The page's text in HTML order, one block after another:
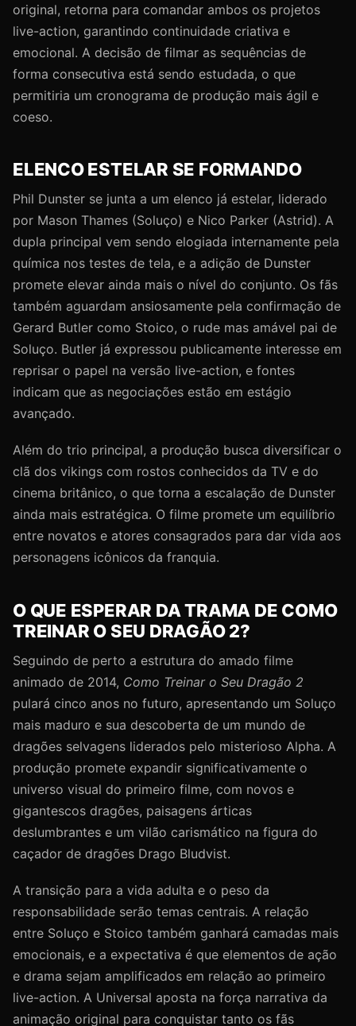
original, retorna para comandar ambos os projetos
live-action, garantindo continuidade criativa e
emocional. A decisão de filmar as sequências de
forma consecutiva está sendo estudada, o que
permitiria um cronograma de produção mais ágil e
coeso.
ELENCO ESTELAR SE FORMANDO
Phil Dunster se junta a um elenco já estelar, liderado
por Mason Thames (Soluço) e Nico Parker (Astrid). A
dupla principal vem sendo elogiada internamente pela
química nos testes de tela, e a adição de Dunster
promete elevar ainda mais o nível do conjunto. Os fãs
também aguardam ansiosamente pela confirmação de
Gerard Butler como Stoico, o rude mas amável pai de
Soluço. Butler já expressou publicamente interesse em
reprisar o papel na versão live-action, e fontes
indicam que as negociações estão em estágio
avançado.
Além do trio principal, a produção busca diversificar o
clã dos vikings com rostos conhecidos da TV e do
cinema britânico, o que torna a escalação de Dunster
ainda mais estratégica. O filme promete um equilíbrio
entre novatos e atores consagrados para dar vida aos
personagens icônicos da franquia.
O QUE ESPERAR DA TRAMA DE COMO
TREINAR O SEU DRAGÃO 2?
Seguindo de perto a estrutura do amado filme
animado de 2014, Como Treinar o Seu Dragão 2
pulará cinco anos no futuro, apresentando um Soluço
mais maduro e sua descoberta de um mundo de
dragões selvagens liderados pelo misterioso Alpha. A
produção promete expandir significativamente o
universo visual do primeiro filme, com novos e
gigantescos dragões, paisagens árticas
deslumbrantes e um vilão carismático na figura do
caçador de dragões Drago Bludvist.
A transição para a vida adulta e o peso da
responsabilidade serão temas centrais. A relação
entre Soluço e Stoico também ganhará camadas mais
emocionais, e a expectativa é que elementos de ação
e drama sejam amplificados em relação ao primeiro
live-action. A Universal aposta na força narrativa da
animação original para conquistar tanto os fãs